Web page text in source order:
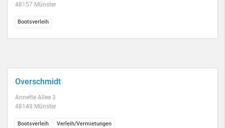
48157 Münster
Bootsverleih
Overschmidt
Annette Allee 3
48149 Münster
Bootsverleih Verleih/Vermietungen